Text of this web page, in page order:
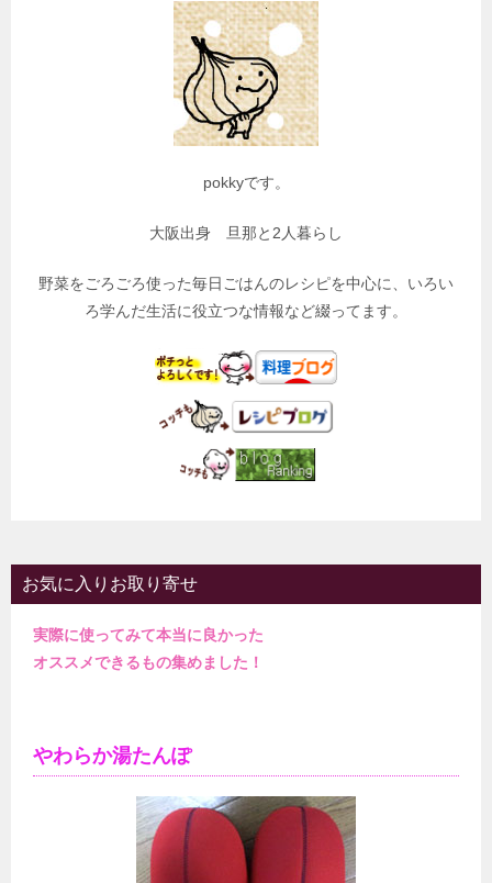
pokkyです。
大阪出身 旦那と2人暮らし
野菜をごろごろ使った毎日ごはんのレシピを中心に、いろい
ろ学んだ生活に役立つな情報など綴ってます。
お気に入りお取り寄せ
実際に使ってみて本当に良かった
オススメできるもの集めました！
やわらか湯たんぽ